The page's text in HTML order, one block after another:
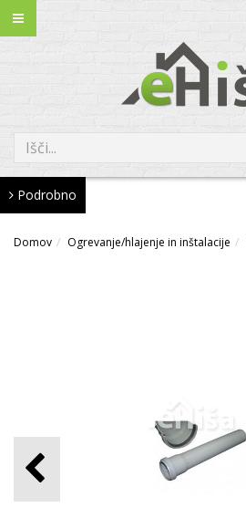
Podrobno
Domov Ogrevanje/hlajenje in inštalacije